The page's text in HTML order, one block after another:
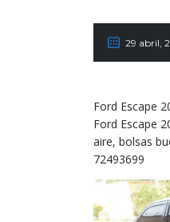
29 abril,
Ford Escape
Ford Escape
aire, bolsas
72493699